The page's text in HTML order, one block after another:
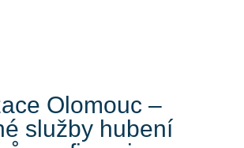
Olomouc –
služby hubení